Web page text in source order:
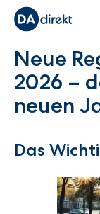
Neue
2026 –
neuen
Das